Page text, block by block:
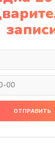
1130 руб.
Заказать
740 руб.